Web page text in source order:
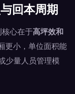
回本周期
心在于高坪效和
更小，单位面积能
少量人员管理模